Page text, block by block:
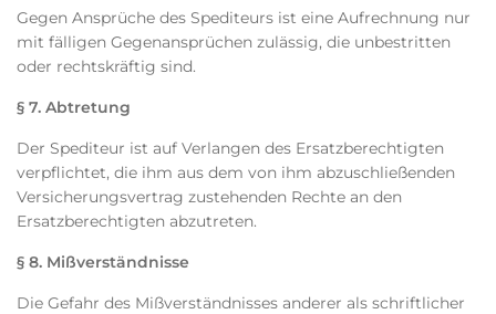
Gegen Ansprüche des Spediteurs ist eine Aufrechnung nur
mit fälligen Gegenansprüchen zulässig, die unbestritten
oder rechtskräftig sind.
§ 7. Abtretung
Der Spediteur ist auf Verlangen des Ersatzberechtigten
verpflichtet, die ihm aus dem von ihm abzuschließenden
Versicherungsvertrag zustehenden Rechte an den
Ersatzberechtigten abzutreten.
§ 8. Mißverständnisse
Die Gefahr des Mißverständnisses anderer als schriftlicher